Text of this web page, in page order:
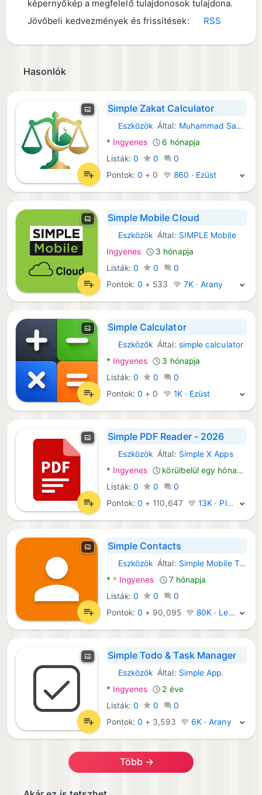
képernyőkép a megfelelő tulajdonosok tulajdona.
Jövőbeli kedvezmények és frissítések:
RSS
Hasonlók
Simple Zakat Calculator
Android Alkalmazások:
Eszközök Által: Muhammad Saqib Hanif
* Ingyenes
6 hónapja
Listák:0 0
0
Pontok:0 + 0 860 · Ezüst
Simple Mobile Cloud
Android Alkalmazások:
Eszközök Által: SIMPLE Mobile
Ingyenes
3 hónapja
Listák:0 0
0
Pontok:0 + 533 7K · Arany
Simple Calculator
Android Alkalmazások:
Eszközök Által: simple calculator
* Ingyenes
3 hónapja
Listák:0 0
0
Pontok:0 + 0 1K · Ezüst
Simple PDF Reader - 2026
Android Alkalmazások:
Eszközök Által: Simple X Apps
* Ingyenes
körülbelül egy hónapja
Listák:0 0
0
Pontok:0 + 110,647 13K · Platina
Simple Contacts
Android Alkalmazások:
Eszközök Által: Simple Mobile Tool
* * Ingyenes
7 hónapja
Listák:0 0
0
Pontok:0 + 90,095 80K · Legenda
Simple Todo & Task Manager
Android Alkalmazások:
Eszközök Által: Simple App.
* Ingyenes
2 éve
Listák:0 0
0
Pontok:0 + 3,593 6K · Arany
Több →